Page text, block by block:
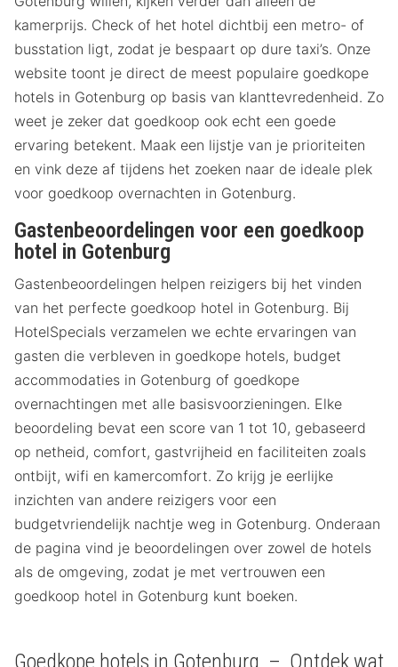
kamerprijs. Check of het hotel dichtbij een metro- of
busstation ligt, zodat je bespaart op dure taxi’s. Onze
website toont je direct de meest populaire goedkope
hotels in Gotenburg op basis van klanttevredenheid. Zo
weet je zeker dat goedkoop ook echt een goede
ervaring betekent. Maak een lijstje van je prioriteiten
en vink deze af tijdens het zoeken naar de ideale plek
voor goedkoop overnachten in Gotenburg.
Gastenbeoordelingen voor een goedkoop
hotel in Gotenburg
Gastenbeoordelingen helpen reizigers bij het vinden
van het perfecte goedkoop hotel in Gotenburg. Bij
HotelSpecials verzamelen we echte ervaringen van
gasten die verbleven in goedkope hotels, budget
accommodaties in Gotenburg of goedkope
overnachtingen met alle basisvoorzieningen. Elke
beoordeling bevat een score van 1 tot 10, gebaseerd
op netheid, comfort, gastvrijheid en faciliteiten zoals
ontbijt, wifi en kamercomfort. Zo krijg je eerlijke
inzichten van andere reizigers voor een
budgetvriendelijk nachtje weg in Gotenburg. Onderaan
de pagina vind je beoordelingen over zowel de hotels
als de omgeving, zodat je met vertrouwen een
goedkoop hotel in Gotenburg kunt boeken.
Goedkope hotels in Gotenburg – Ontdek wat